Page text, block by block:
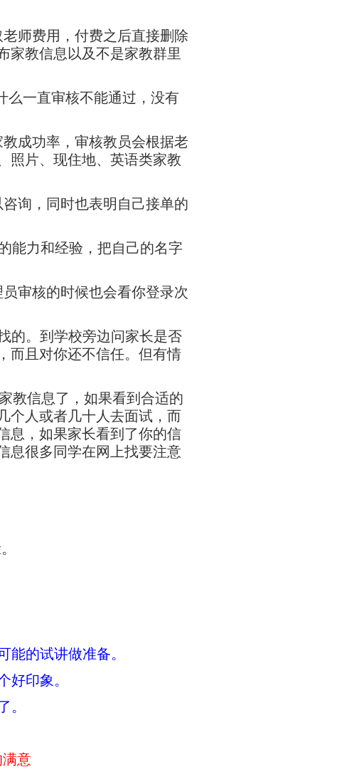
师费用，付费之后直接删除
家教信息以及不是家教群里
么一直审核不能通过，没有
成功率，审核教员会根据老
照片、现住地、英语类家教
询，同时也表明自己接单的
能力和经验，把自己的名字
审核的时候也会看你登录次
的。到学校旁边问家长是否
而且对你还不信任。但有情
教信息了，如果看到合适的
个人或者几十人去面试，而
息，如果家长看到了你的信
息很多同学在网上找要注意
的试讲做准备。
好印象。
。
满意